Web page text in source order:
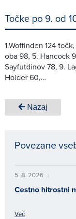
Točke po 9. od
1.Woffinden 124
oba 98, 5. Hancock
Sayfutdinov 78, 9.
Holder 60,…
Nazaj
Povezane
5. 8. 2026 |
Cestno hitrostni
Več